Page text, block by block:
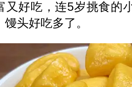
又好吃，连5岁挑食的
头好吃多了。